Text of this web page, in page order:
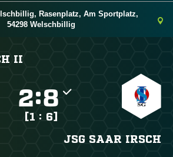
Rasenplatz, Am Sportplatz,
54298 Welschbillig
II
:
[1 : 6]
JSG SAAR IRSCH